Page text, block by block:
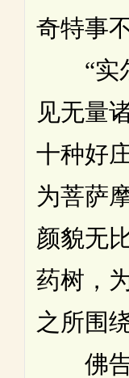
奇特事
“实尔
见无量
十种好
为菩萨
颜貌无
药树，
之所围
佛告